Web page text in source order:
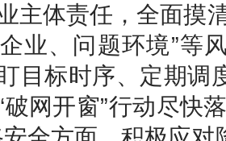
主体责任，全面摸
业、问题环境”等
目标时序、定期调
破网开窗”行动尽快